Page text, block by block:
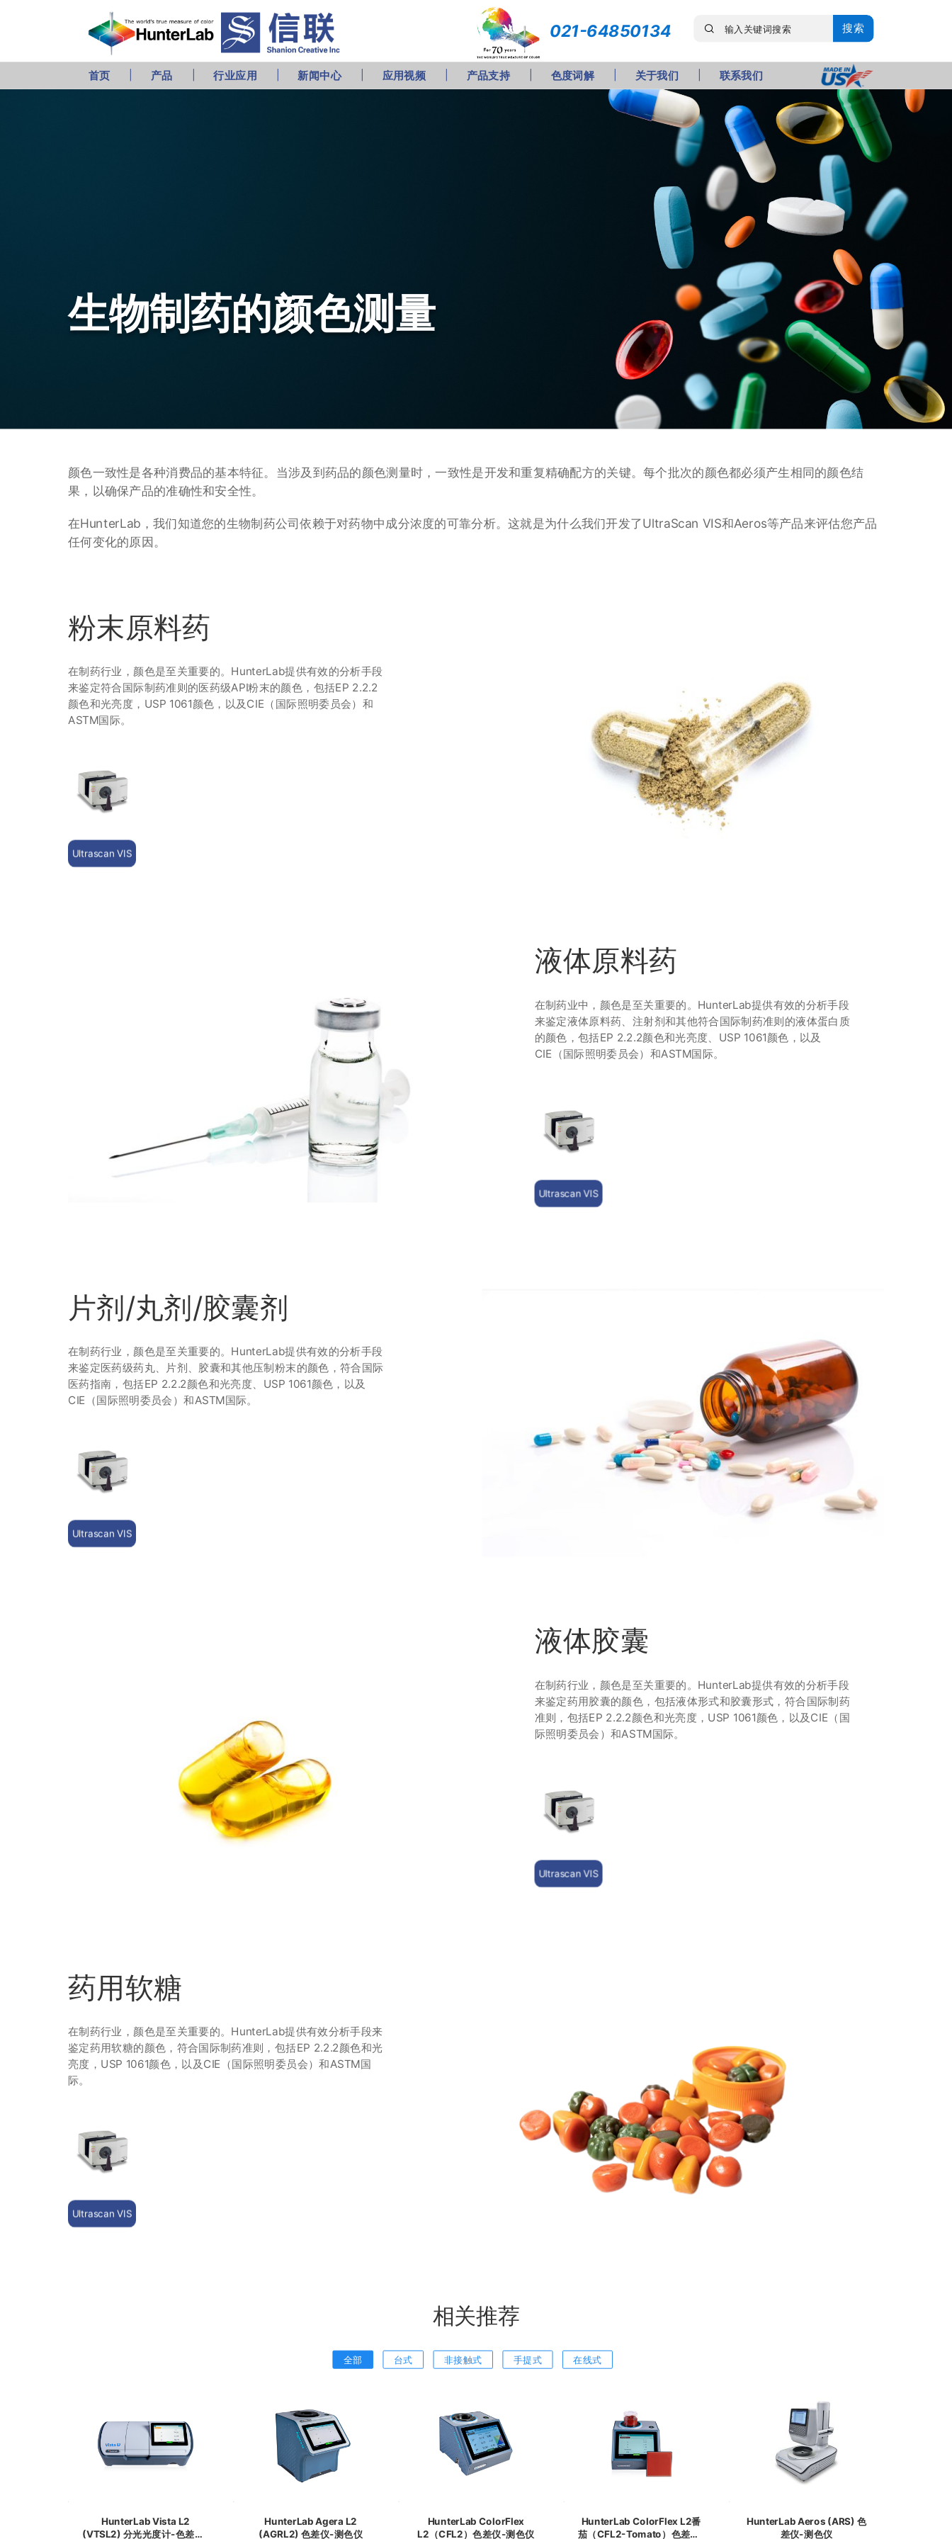
首页 产品 行业应用 新闻中心 应用视频 产品支持 色度词解 关于我们 联系我们
021-64850134 搜索
生物制药的颜色测量
颜色一致性是各种消费品的基本特征。当涉及到药品的颜色测量时，一致性是开发和重复精确配方的关键。每个批次的颜色都必须产生相同的颜色结
果，以确保产品的准确性和安全性。
在HunterLab，我们知道您的生物制药公司依赖于对药物中成分浓度的可靠分析。这就是为什么我们开发了UltraScan VIS和Aeros等产品来评估您产品
任何变化的原因。
Ultrascan VIS
在制药行业，颜色是至关重要的。HunterLab提供有效的分析手段
来鉴定符合国际制药准则的医药级API粉末的颜色，包括EP 2.2.2
颜色和光亮度，USP 1061颜色，以及CIE（国际照明委员会）和
ASTM国际。
粉末原料药
Ultrascan VIS
在制药业中，颜色是至关重要的。HunterLab提供有效的分析手段
来鉴定液体原料药、注射剂和其他符合国际制药准则的液体蛋白质
的颜色，包括EP 2.2.2颜色和光亮度、USP 1061颜色，以及
CIE（国际照明委员会）和ASTM国际。
液体原料药
Ultrascan VIS
在制药行业，颜色是至关重要的。HunterLab提供有效的分析手段
来鉴定医药级药丸、片剂、胶囊和其他压制粉末的颜色，符合国际
医药指南，包括EP 2.2.2颜色和光亮度、USP 1061颜色，以及
CIE（国际照明委员会）和ASTM国际。
片剂/丸剂/胶囊剂
Ultrascan VIS
在制药行业，颜色是至关重要的。HunterLab提供有效的分析手段
来鉴定药用胶囊的颜色，包括液体形式和胶囊形式，符合国际制药
准则，包括EP 2.2.2颜色和光亮度，USP 1061颜色，以及CIE（国
际照明委员会）和ASTM国际。
液体胶囊
Ultrascan VIS
在制药行业，颜色是至关重要的。HunterLab提供有效分析手段来
鉴定药用软糖的颜色，符合国际制药准则，包括EP 2.2.2颜色和光
亮度，USP 1061颜色，以及CIE（国际照明委员会）和ASTM国
际。
药用软糖
相关推荐
全部 台式 非接触式 手提式 在线式
HunterLab Vista L2
(VTSL2) 分光光度计-色差仪-
HunterLab Agera L2
(AGRL2) 色差仪-测色仪
HunterLab ColorFlex
L2（CFL2）色差仪-测色仪
HunterLab ColorFlex L2番
茄（CFL2-Tomato）色差仪-
HunterLab Aeros (ARS) 色
差仪-测色仪